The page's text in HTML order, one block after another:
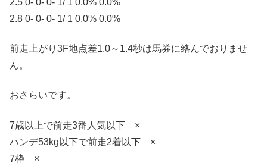
2.8 0- 0- 0- 1/ 1 0.0% 0.0%
前走上がり3F地点差1.0～1.4秒は馬券に絡んでおりませ
ん。
おさらいです。
7歳以上で前走3番人気以下 ×
ハンデ53kg以下で前走2着以下 ×
7枠 ×